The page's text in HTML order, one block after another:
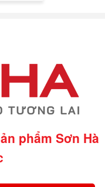
phẩm Sơn Hà